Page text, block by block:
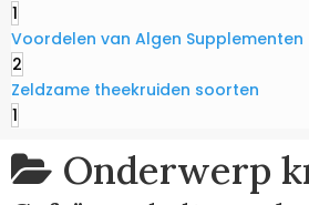
1
Voordelen van Algen Supplementen
2
Zeldzame theekruiden soorten
1
Onderwerp